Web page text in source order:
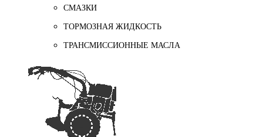
СМАЗКИ
ТОРМОЗНАЯ ЖИДКОСТЬ
ТРАНСМИССИОННЫЕ МАСЛА